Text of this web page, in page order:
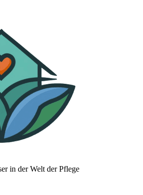
in der Welt der Pflege